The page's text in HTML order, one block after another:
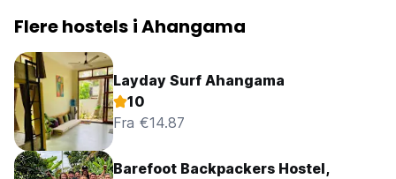
Flere hostels i Ahangama
Layday Surf Ahangama
10
Fra €14.87
Barefoot Backpackers Hostel,